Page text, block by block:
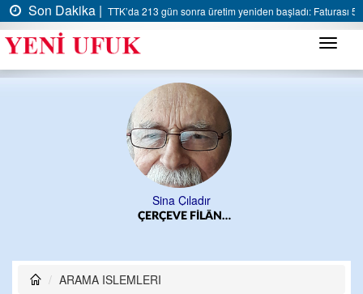
Son Dakika | TTK’da 213 gün sonra üretim yeniden başladı: Faturası 5
Menü
Sina Çıladır
ÇERÇEVE FİLÂN…
ARAMA ISLEMLERI